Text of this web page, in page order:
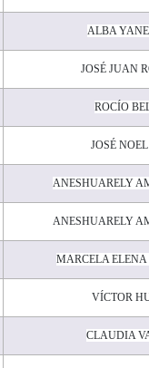
ALBA
JOSÉ JUAN
ROCÍO
JOSÉ
ANESHUARELY
ANESHUARELY
MARCELA
VÍCTOR
CLAUDIA